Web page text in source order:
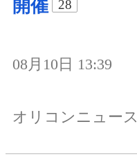
開催
28
08月10日 13:39
オリコンニュース